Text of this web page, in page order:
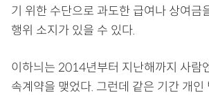
기 위한 수단으로 과도한 급여나 상여금
행위 소지가 있을 수 있다.
이하늬는 2014년부터 지난해까지 사람
속계약을 맺었다. 그런데 같은 기간 개인